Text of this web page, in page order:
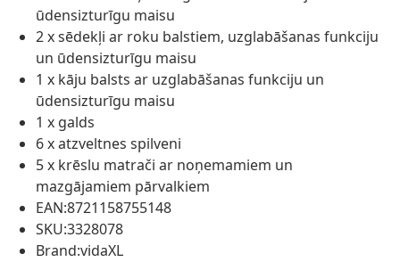
ūdensizturīgu maisu
2 x sēdekļi ar roku balstiem, uzglabāšanas funkciju
un ūdensizturīgu maisu
1 x kāju balsts ar uzglabāšanas funkciju un
ūdensizturīgu maisu
1 x galds
6 x atzveltnes spilveni
5 x krēslu matrači ar noņemamiem un
mazgājamiem pārvalkiem
EAN:8721158755148
SKU:3328078
Brand:vidaXL